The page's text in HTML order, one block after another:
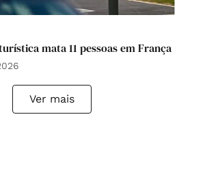
mata 11 pessoas em França
Ver mais